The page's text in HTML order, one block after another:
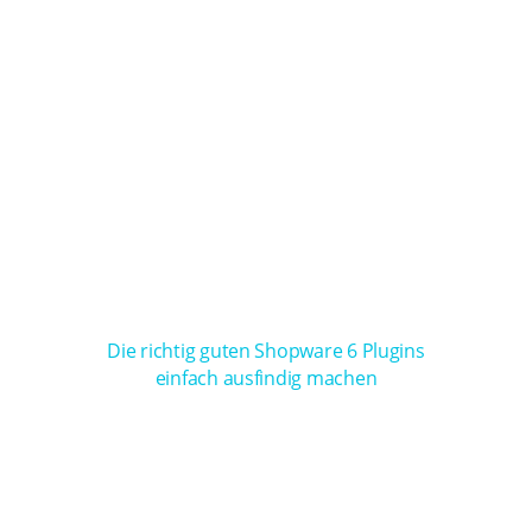
Die richtig guten Shopware 6 Plugins
einfach ausfindig machen